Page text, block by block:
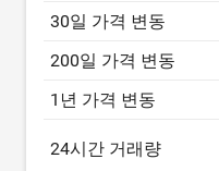
30일 가격 변동
200일 가격 변동
1년 가격 변동
24시간 거래량